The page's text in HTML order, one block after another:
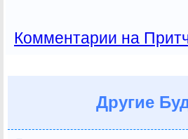
Комментарии на
Другие